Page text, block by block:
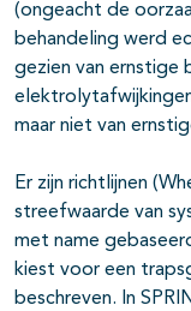
(ongeacht de
behandeling werd
gezien van ernstige
maar niet van
Er zijn richtlijnen
streefwaarde van
met name
kiest voor een
beschreven. In